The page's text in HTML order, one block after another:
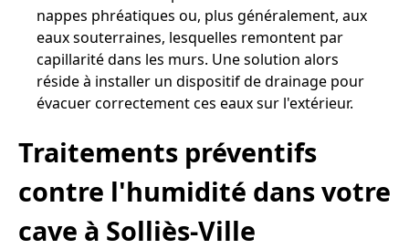
nappes phréatiques ou, plus généralement, aux
eaux souterraines, lesquelles remontent par
capillarité dans les murs. Une solution alors
réside à installer un dispositif de drainage pour
évacuer correctement ces eaux sur l'extérieur.
Traitements préventifs
contre l'humidité dans votre
cave à Solliès-Ville